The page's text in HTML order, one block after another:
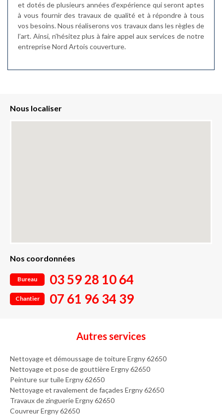
et dotés de plusieurs années d’expérience qui seront aptes
à vous fournir des travaux de qualité et à répondre à tous
vos besoins. Nous réaliserons vos travaux dans les règles de
l’art. Ainsi, n’hésitez plus à faire appel aux services de notre
entreprise Nord Artois couverture.
Nous localiser
Nos coordonnées
Bureau 03 59 28 10 64
Chantier 07 61 96 34 39
Autres services
Nettoyage et démoussage de toiture Ergny 62650
Nettoyage et pose de gouttière Ergny 62650
Peinture sur tuile Ergny 62650
Nettoyage et ravalement de façades Ergny 62650
Travaux de zinguerie Ergny 62650
Couvreur Ergny 62650